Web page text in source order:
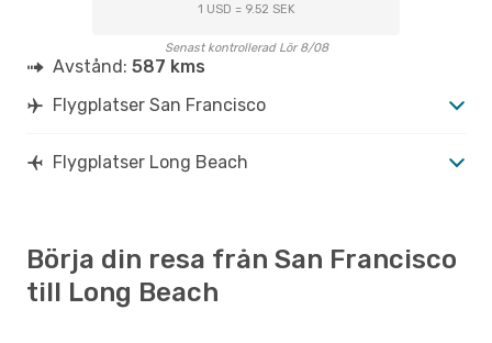
1 USD = 9.52 SEK
Senast kontrollerad Lör 8/08
Avstånd: 587 kms
Flygplatser San Francisco
Flygplatser Long Beach
Börja din resa från San Francisco
till Long Beach